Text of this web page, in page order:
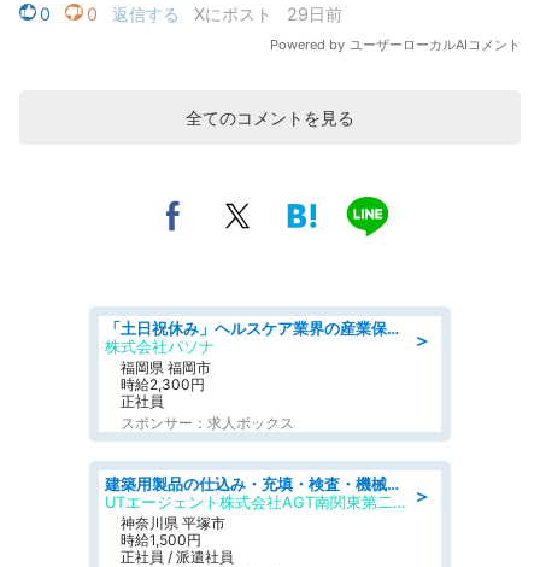
全てのコメントを見る
＞
「土日祝休み」ヘルスケア業界の産業保健師/高時給/未経験OK/要資格:保健師、正看護師
株式会社パソナ
福岡県 福岡市
時給2,300円
正社員
スポンサー：求人ボックス
＞
建築用製品の仕込み・充填・検査・機械操作/寮完備/日払い/工場・製造
UTエージェント株式会社AGT南関東第二CU
神奈川県 平塚市
時給1,500円
正社員 / 派遣社員